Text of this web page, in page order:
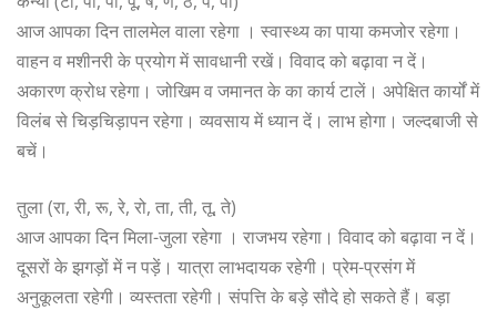
आज आपका दिन तालमेल वाला रहेगा । स्वास्थ्य का पाया कमजोर रहेगा।
वाहन व मशीनरी के प्रयोग में सावधानी रखें। विवाद को बढ़ावा न दें।
अकारण क्रोध रहेगा। जोखिम व जमानत के का कार्य टालें। अपेक्षित कार्यों में
विलंब से चिड़चिड़ापन रहेगा। व्यवसाय में ध्यान दें। लाभ होगा। जल्दबाजी से
बचें।
तुला (रा, री, रू, रे, रो, ता, ती, तू, ते)
आज आपका दिन मिला-जुला रहेगा । राजभय रहेगा। विवाद को बढ़ावा न दें।
दूसरों के झगड़ों में न पड़ें। यात्रा लाभदायक रहेगी। प्रेम-प्रसंग में
अनुकूलता रहेगी। व्यस्तता रहेगी। संपत्ति के बड़े सौदे हो सकते हैं। बड़ा